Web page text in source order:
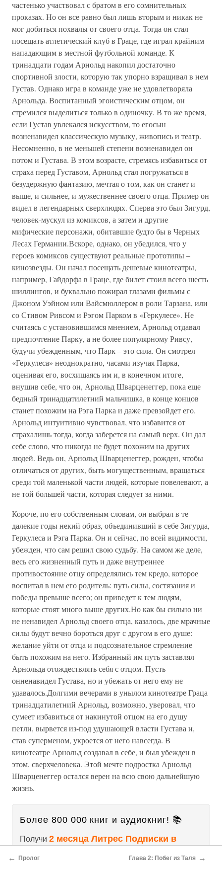
частенько участвовал с братом в его сомнительных
проказах. Но он все равно был лишь вторым и никак не
мог добиться похвалы от своего отца. Тогда он стал
посещать атлетический клуб в Граце, где играл крайним
нападающим в местной футбольной команде. К
тринадцати годам Арнольд накопил достаточно
спортивной злости, которую так упорно взращивал в нем
Густав. Однако игра в команде уже не удовлетворяла
Арнольда. Воспитанный эгоистическим отцом, он
стремился выделиться только в одиночку. В то же время,
если Густав увлекался искусством, то егосын
возненавидел классическую музыку, живопись и театр.
Несомненно, в не меньшей степени возненавидел он
потом и Густава. В этом возрасте, стремясь избавиться от
страха перед Густавом, Арнольд стал погружаться в
безудержную фантазию, мечтая о том, как он станет и
выше, и сильнее, и мужественнее своего отца. Пример он
видел в легендарных сверхлюдях. Сперва это был Зигурд,
человек-мускул из комиксов, а затем и другие
мифические персонажи, обитавшие будто бы в Черных
Лесах Германии.Вскоре, однако, он убедился, что у
героев комиксов существуют реальные прототипы –
кинозвезды. Он начал посещать дешевые кинотеатры,
например, Гайдорфа в Граце, где билет стоил всего шесть
шиллингов, и буквально пожирал глазами фильмы с
Джоном Уэйном или Вайсмюллером в роли Тарзана, или
со Стивом Ривсом и Рэгом Парком в «Геркулесе». Не
считаясь с установившимся мнением, Арнольд отдавал
предпочтение Парку, а не более популярному Ривсу,
будучи убежденным, что Парк – это сила. Он смотрел
«Геркулеса» неоднократно, часами изучая Парка,
оценивая его, восхищаясь им и, в конечном итоге,
внушив себе, что он, Арнольд Шварценеггер, пока еще
бедный тринадцатилетний мальчишка, в конце концов
станет похожим на Рэга Парка и даже превзойдет его.
Арнольд интуитивно чувствовал, что избавится от
страхалишь тогда, когда заберется на самый верх. Он дал
себе слово, что никогда не будет похожим на других
людей. Ведь он, Арнольд Шварценеггер, рожден, чтобы
отличаться от других, быть могущественным, вращаться
среди той маленькой части людей, которые повелевают, а
не той большей части, которая следует за ними.
Короче, по его собственным словам, он выбрал в те
далекие годы некий образ, объединивший в себе Зигурда,
Геркулеса и Рэга Парка. Он и сейчас, по всей видимости,
убежден, что сам решил свою судьбу. На самом же деле,
весь его жизненный путь и даже внутреннее
противостояние отцу определялись тем кредо, которое
воспитал в нем его родитель: путь силы, состязания и
победы превыше всего; он приведет к тем людям,
которые стоят много выше других.Но как бы сильно ни
не ненавидел Арнольд своего отца, казалось, две мрачные
силы будут вечно бороться друг с другом в его душе:
желание уйти от отца и подсознательное стремление
быть похожим на него. Избранный им путь заставлял
Арнольда отождествлять себя с отцом. Пусть
онненавидел Густава, но и убежать от него ему не
удавалось.Долгими вечерами в унылом кинотеатре Граца
тринадцатилетний Арнольд, возможно, уверовал, что
сумеет избавиться от накинутой отцом на его душу
петли, вырвется из-под удушающей власти Густава и,
став суперменом, укроется от него навсегда. В
кинотеатре Арнольд создавал в себе, и был убежден в
этом, сверхчеловека. Этой мечте подростка Арнольд
Шварценеггер остался верен на всю свою дальнейшую
жизнь.
Более 800 000 книг и аудиокниг! 📚
Получи 2 месяца Литрес Подписки в
чтением
← Пролог Глава 2: Побег из Таля →